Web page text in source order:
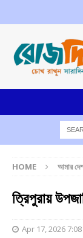
HOME আমার
ত্রিপুরায়
Apr 17, 2026